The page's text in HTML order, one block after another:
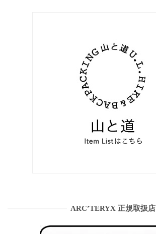
ARC’TERYX 正規取扱店